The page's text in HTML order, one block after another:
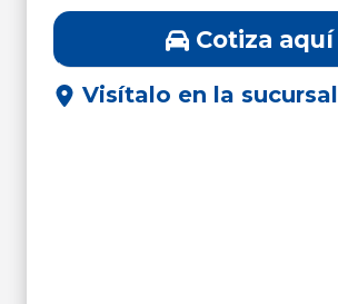
Cotiza aquí
Visítalo en la sucursal